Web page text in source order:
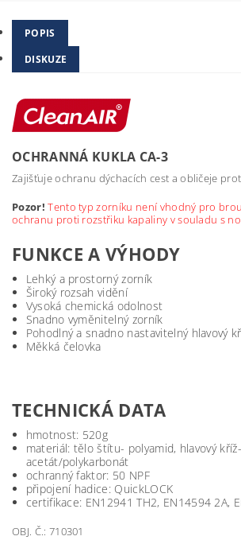
POPIS
DISKUZE
OCHRANNÁ KUKLA CA-3
Zajišťuje ochranu dýchacích cest a obličeje
Pozor! Tento typ zorníku není vhodný pro
ochranu proti rozstřiku kapaliny v souladu s
FUNKCE A VÝHODY
Lehký a prostorný zorník
Široký rozsah vidění
Vysoká chemická odolnost
Snadno vyměnitelný zorník
Pohodlný a snadno nastavitelný hlavový
Měkká čelovka
TECHNICKÁ DATA
hmotnost: 520g
materiál: tělo štítu- polyamid, hlavový
acetát/polykarbonát
ochranný faktor: 50 NPF
připojení hadice: QuickLOCK
certifikace: EN12941 TH2, EN14594 2A,
OBJ. Č.: 710301